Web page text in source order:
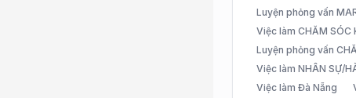
Luyện phỏng vấn
Việc làm CHĂM SÓC
Luyện phỏng vấn
Việc làm NHÂN SỰ/
Việc làm Đà Nẵng